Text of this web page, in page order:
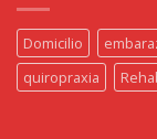
Domicilio
quiropraxia